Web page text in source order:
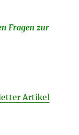
Fragen zur
Artikel